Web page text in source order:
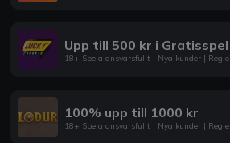
Upp till 500 kr i Gratisspel
18+ Spela ansvarsfullt | Nya kunder |
100% upp till 1000 kr
18+ Spela ansvarsfullt | Nya kunder |